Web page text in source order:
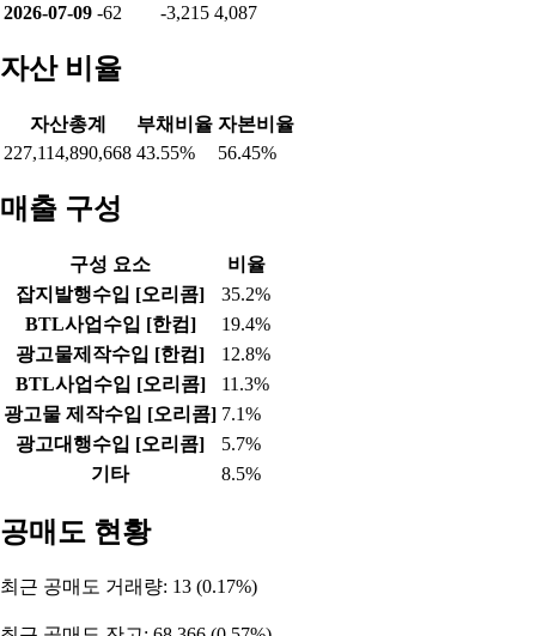
2026-07-09 -62 -3,215 4,087
자산 비율
자산총계 부채비율 자본비율
227,114,890,668 43.55% 56.45%
매출 구성
구성 요소
비율
잡지발행수입 [오리콤]
35.2%
BTL사업수입 [한컴]
19.4%
광고물제작수입 [한컴]
12.8%
BTL사업수입 [오리콤]
11.3%
광고물 제작수입 [오리콤] 7.1%
광고대행수입 [오리콤]
5.7%
기타
8.5%
공매도 현황
최근 공매도 거래량: 13 (0.17%)